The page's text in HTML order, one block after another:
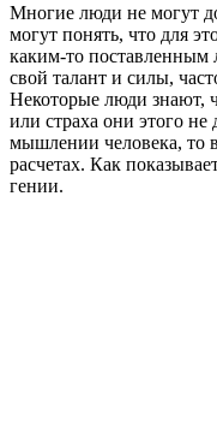
Многие люди не могут
могут понять, что для
каким-то поставленным
свой талант и силы,
Некоторые люди знают,
или страха они этого не
мышлении человека, то
расчетах. Как
гении.